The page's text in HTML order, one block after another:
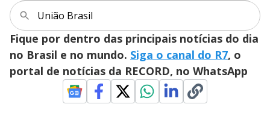
i
d
e
União Brasil
Fique por dentro das principais notícias do dia
no Brasil e no mundo. Siga o canal do R7, o
portal de notícias da RECORD, no WhatsApp